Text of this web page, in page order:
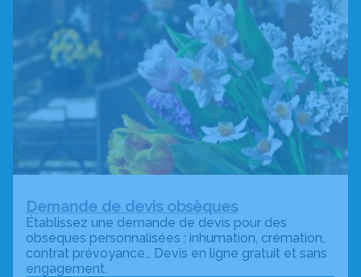
Demande de devis obsèques
Établissez une demande de devis pour des
obsèques personnalisées : inhumation, crémation,
contrat prévoyance… Devis en ligne gratuit et sans
engagement.